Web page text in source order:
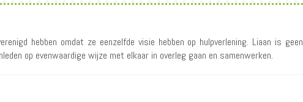
hebben omdat ze eenzelfde visie hebben op hulpverlening. Liaan is geen
op evenwaardige wijze met elkaar in overleg gaan en samenwerken.